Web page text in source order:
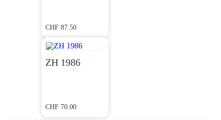
CHF 87.50
ZH 1986
CHF 70.00